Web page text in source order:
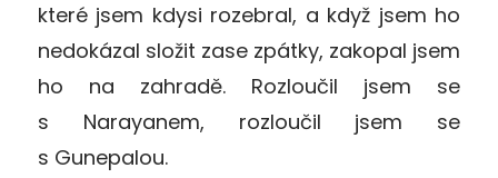
které jsem kdysi rozebral, a když jsem ho
nedokázal složit zase zpátky, zakopal jsem
ho na zahradě. Rozloučil jsem se
s Narayanem, rozloučil jsem se
s Gunepalou.